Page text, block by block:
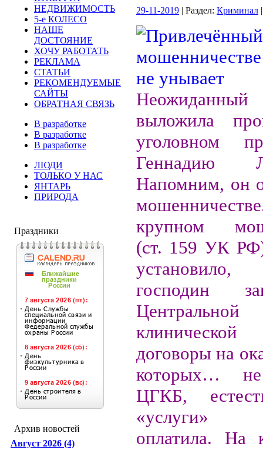
НЕДВИЖИМОСТЬ
5-е КОЛЕСО
НАШЕ
ДОСТОЯНИЕ
ХОЧУ РАБОТАТЬ
РЕКЛАМА
СТАТЬИ
РЕКОМЕНДУЕМЫЕ
САЙТЫ
ОБРАТНАЯ СВЯЗЬ
В разработке
В разработке
В разработке
ЛЮДИ
ТОЛЬКО У НАС
ЯНТАРЬ
ПРИРОДА
Праздники
Архив новостей
Август 2026 (4)
29-11-2019 | Раздел: Криминал
выложила
уголовном
Геннадию
Напомним, он
крупном
(ст. 159 УК
господин
Центральной
клинической
договоры на
которых… не
ЦГКБ,
«услуги»
оплатила. На